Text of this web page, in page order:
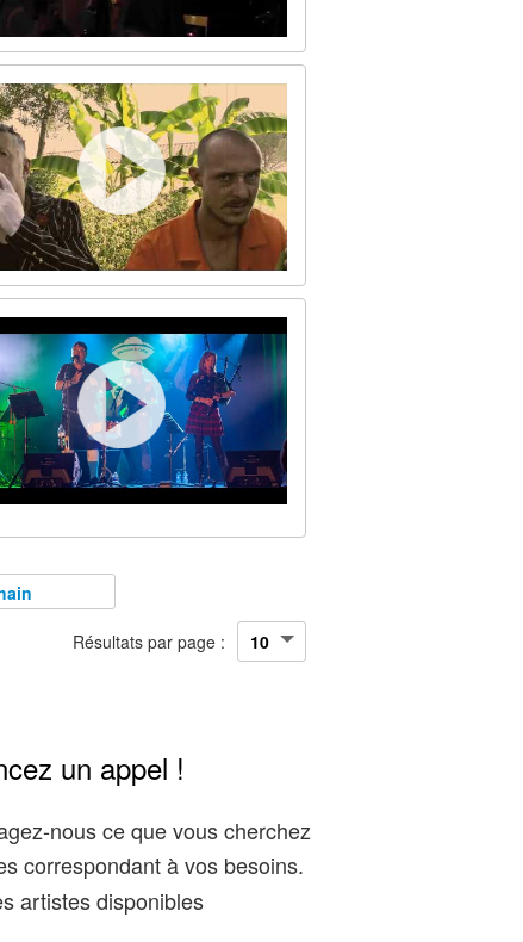
Résultats par page :
un appel !
nous ce que vous cherchez
correspondant à vos besoins.
artistes disponibles